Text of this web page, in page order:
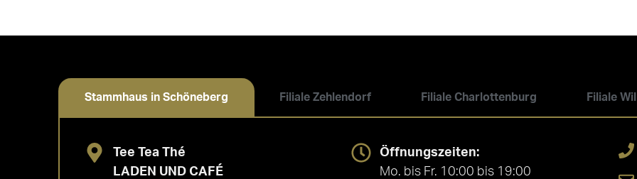
Stammhaus in Schöneberg Filiale Zehlendorf Filiale Charlottenburg Filiale
Tee Tea Thé
LADEN UND CAFÉ
Öffnungszeiten:
Mo. bis Fr. 10:00 bis 19:00